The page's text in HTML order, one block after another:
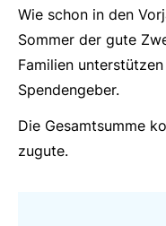
Wie schon in den
Sommer der gute
Familien
Spendengeber.
Die Gesamtsumme
zugute.